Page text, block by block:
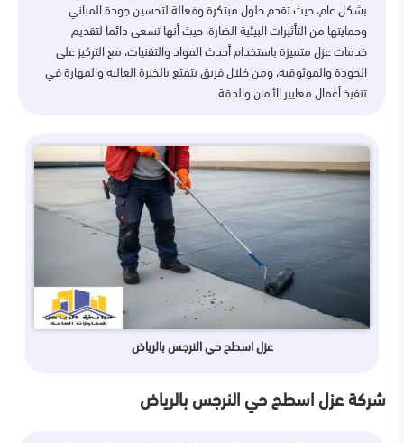
المدونة
اتصل
بشكل عام، حيث تقدم حلول مبتكرة وفعالة لتحسين جودة المباني
وحمايتها من التأثيرات البيئية الضارة، حيث أنها تسعى دائما لتقديم
خدمات عزل متميزة باستخدام أحدث المواد والتقنيات، مع التركيز على
الجودة والموثوقية، ومن خلال فريق يتمتع بالخبرة العالية والمهارة في
تنفيذ أعمال معايير الأمان والدقة.
عزل اسطح حي النرجس بالرياض
شركة عزل اسطح حي النرجس بالرياض